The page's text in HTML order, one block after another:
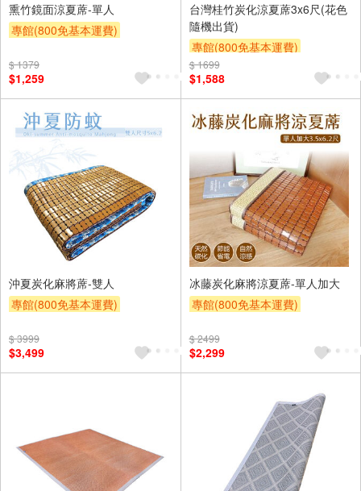
熏竹鏡面涼夏蓆-單人
專館(800免基本運費)
$ 1379
$1,259
台灣桂竹炭化涼夏蓆3x6尺(花色
隨機出貨)
專館(800免基本運費)
滿額9折
$ 1699
$1,588
沖夏炭化麻將蓆-雙人
專館(800免基本運費)
$ 3999
$3,499
冰藤炭化麻將涼夏蓆-單人加大
專館(800免基本運費)
$ 2499
$2,299